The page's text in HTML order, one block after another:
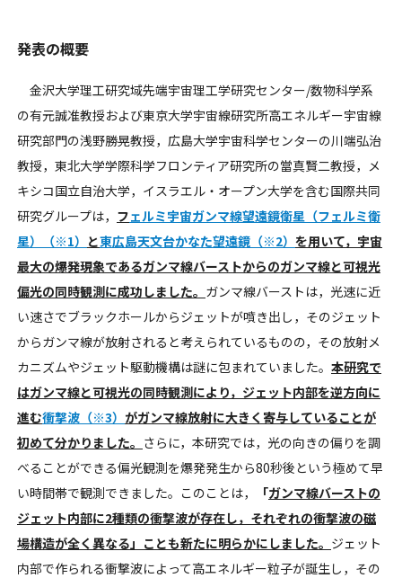
発表の概要
金沢大学理工研究域先端宇宙理工学研究センター/数物科学系
の有元誠准教授および東京大学宇宙線研究所高エネルギー宇宙線
研究部門の浅野勝晃教授，広島大学宇宙科学センターの川端弘治
教授，東北大学学際科学フロンティア研究所の當真賢二教授，メ
キシコ国立自治大学，イスラエル・オープン大学を含む国際共同
研究グループは， フェルミ宇宙ガンマ線望遠鏡衛星（フェルミ衛
星）（※1） と東広島天文台かなた望遠鏡（※2） を用いて，宇宙
最大の爆発現象であるガンマ線バーストからのガンマ線と可視光
偏光の同時観測に成功しました。 ガンマ線バーストは，光速に近
い速さでブラックホールからジェットが噴き出し，そのジェット
からガンマ線が放射されると考えられているものの，その放射メ
カニズムやジェット駆動機構は謎に包まれていました。 本研究で
はガンマ線と可視光の同時観測により，ジェット内部を逆方向に
進む衝撃波（※3） がガンマ線放射に大きく寄与していることが
初めて分かりました。 さらに，本研究では，光の向きの偏りを調
べることができる偏光観測を爆発発生から80秒後という極めて早
い時間帯で観測できました。このことは，
「ガンマ線バーストの
ジェット内部に2種類の衝撃波が存在し，それぞれの衝撃波の磁
場構造が全く異なる」ことも新たに明らかにしました。 ジェット
内部で作られる衝撃波によって高エネルギー粒子が誕生し，その